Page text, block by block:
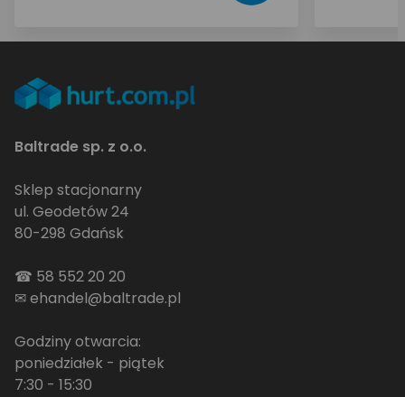
Baltrade sp. z o.o.
Sklep stacjonarny
ul. Geodetów 24
80-298 Gdańsk
☎ 58 552 20 20
✉ehandel@baltrade.pl
Godziny otwarcia:
poniedziałek - piątek
7:30 - 15:30